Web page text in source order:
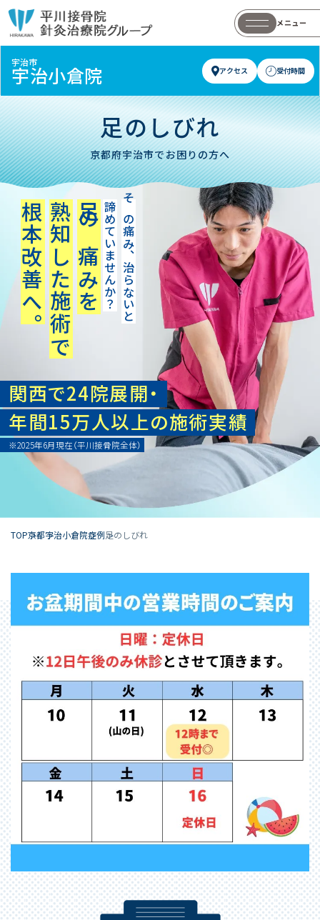
メニュー
宇治市
宇治小倉院 アクセス 受付時間
足のしびれ
京都府宇治市でお困りの方へ
その痛み、治らないと
諦めていませんか？
足の痛みを
熟知した施術で
根本改善へ。
関西で24院展開・
年間15万人以上の施術実績
※2025年6月現在（平川接骨院全体）
TOP京都宇治小倉院症例足のしびれ